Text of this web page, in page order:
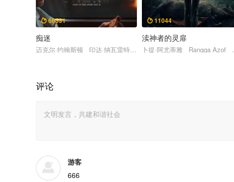
66531
痴迷
迈克尔·约翰斯顿 印达·纳瓦雷特 库珀·汤姆林森 梅根·劳利斯
11044
渎神者的灵扉
卜提·阿尤蒂雅 Rangga
评论
游客
666